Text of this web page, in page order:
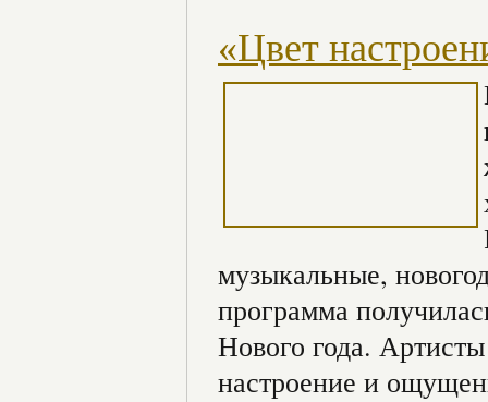
«Цвет
музыкальные,
программа
Нового года.
настроение и